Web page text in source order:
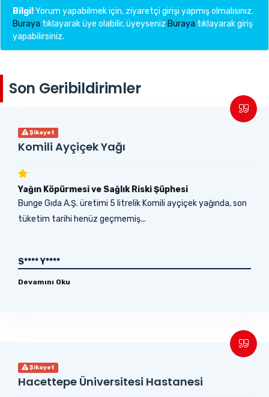
Bilgi!Yorum yapabilmek için, ziyaretçi girişi yapmış olmalısınız.
Buraya tıklayarak üye olabilir, üyeyseniz Buraya tıklayarak giriş
yapabilirsiniz.
Son Geribildirimler
Şikayet
Komili Ayçiçek Yağı
Yağın Köpürmesi ve Sağlık Riski Şüphesi
Bunge Gıda A.Ş. üretimi 5 litrelik Komili ayçiçek yağında, son
tüketim tarihi henüz geçmemiş...
S**** Y****
Devamını Oku
Şikayet
Hacettepe Üniversitesi Hastanesi